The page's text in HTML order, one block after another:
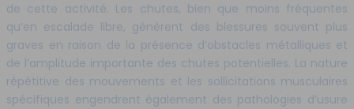
de cette activité. Les chutes, bien que moins fréquentes
qu’en escalade libre, génèrent des blessures souvent plus
graves en raison de la présence d’obstacles métalliques et
de l’amplitude importante des chutes potentielles. La nature
répétitive des mouvements et les sollicitations musculaires
spécifiques engendrent également des pathologies d’usure